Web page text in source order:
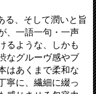
る、そして潤いと旨
、一語一句・一声
るような、しかも
なグルーヴ感やブ
はあくまで柔和な
寧に、繊細に綴っ